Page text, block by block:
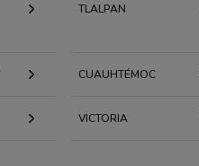
TLALPAN
CUAUHTÉMOC
VICTORIA